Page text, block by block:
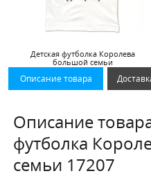
Детская футболка Королева
большой семьи
Описание товара
Описание
футболка
семьи 17207